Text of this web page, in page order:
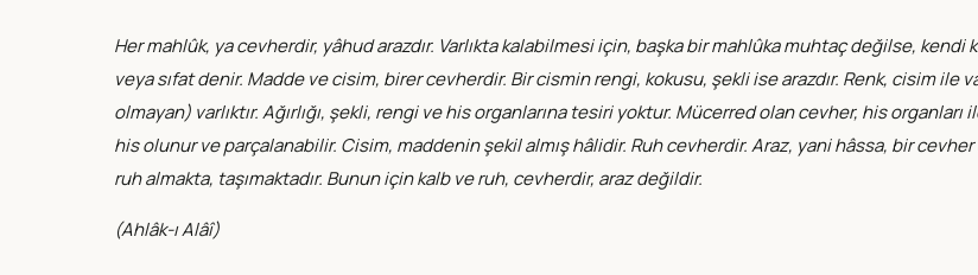
Her mahlûk, ya cevherdir, yâhud arazdır. Varlıkta kalabilmesi için, başka bir mahlûka muhtaç değilse,
veya sıfat denir. Madde ve cisim, birer cevherdir. Bir cismin rengi, kokusu, şekli ise arazdır. Renk, cisim
olmayan) varlıktır. Ağırlığı, şekli, rengi ve his organlarına tesiri yoktur. Mücerred olan cevher, his
his olunur ve parçalanabilir. Cisim, maddenin şekil almış hâlidir. Ruh cevherdir. Araz, yani hâssa, bir
ruh almakta, taşımaktadır. Bunun için kalb ve ruh, cevherdir, araz değildir.
(Ahlâk-ı Alâî)